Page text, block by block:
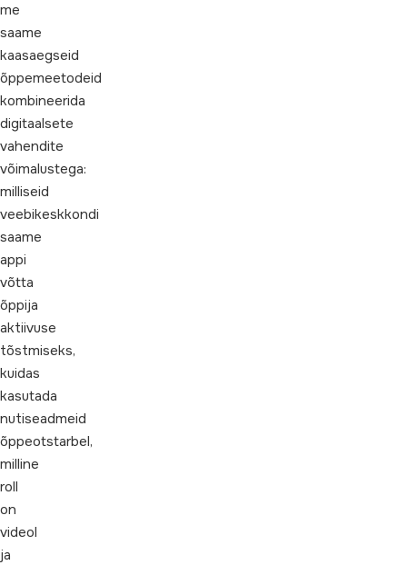
me
saame
kaasaegseid
õppemeetodeid
kombineerida
digitaalsete
vahendite
võimalustega:
milliseid
veebikeskkondi
saame
appi
võtta
õppija
aktiivuse
tõstmiseks,
kuidas
kasutada
nutiseadmeid
õppeotstarbel,
milline
roll
on
videol
ja